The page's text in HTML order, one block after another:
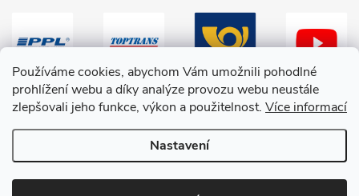
Používáme cookies, abychom Vám umožnili pohodlné
prohlížení webu a díky analýze provozu webu neustále
zlepšovali jeho funkce, výkon a použitelnost. Více informací
Nastavení